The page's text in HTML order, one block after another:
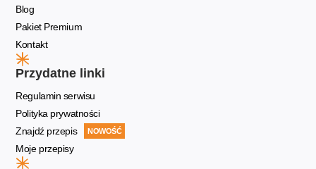
Blog
Pakiet Premium
Kontakt
Przydatne linki
Regulamin serwisu
Polityka prywatności
Znajdź przepis
NOWOŚĆ
Moje przepisy